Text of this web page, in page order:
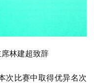
林建超致辞
次比赛中取得优异名次